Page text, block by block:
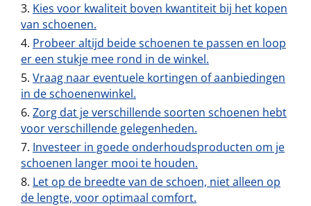
Kies voor kwaliteit boven kwantiteit bij het kopen
van schoenen.
Probeer altijd beide schoenen te passen en loop
er een stukje mee rond in de winkel.
Vraag naar eventuele kortingen of aanbiedingen
in de schoenenwinkel.
Zorg dat je verschillende soorten schoenen hebt
voor verschillende gelegenheden.
Investeer in goede onderhoudsproducten om je
schoenen langer mooi te houden.
Let op de breedte van de schoen, niet alleen op
de lengte, voor optimaal comfort.